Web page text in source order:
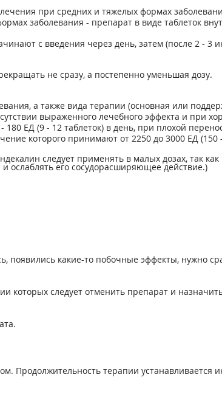
при средних и тяжелых формах
заболевания - препарат в виде таблеток
с введения через день, затем (после 2 - 3
не сразу, а постепенно уменьшая дозу.
а также вида терапии (основная или
выраженного лечебного эффекта и при
ЕД (9 - 12 таблеток) в день, при плохой
которого принимают от 2250 до 3000 ЕД (150
следует применять в малых дозах, так
его сосудорасширяющее действие.)
какие-то побочные эффекты, нужно
которых следует отменить препарат и
Продолжительность терапии устанавливается